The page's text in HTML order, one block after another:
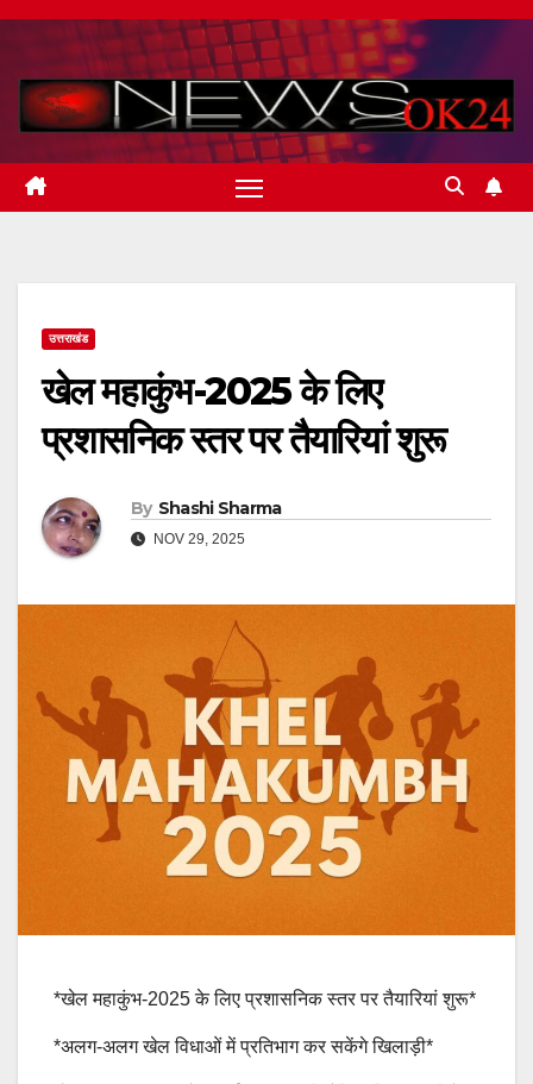
Skip
content
उत्तराखंड
खेल महाकुंभ-2025 के लिए
प्रशासनिक स्तर पर तैयारियां शुरू
By Shashi Sharma
NOV 29, 2025
*खेल महाकुंभ-2025 के लिए प्रशासनिक स्तर पर तैयारियां शुरू*
*अलग-अलग खेल विधाओं में प्रतिभाग कर सकेंगे खिलाड़ी*